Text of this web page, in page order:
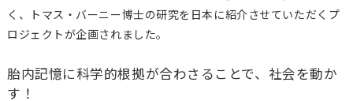
く、トマス・バーニー博士の研究を日本に紹介させていただくプ
ロジェクトが企画されました。
胎内記憶に科学的根拠が合わさることで、社会を動か
す！